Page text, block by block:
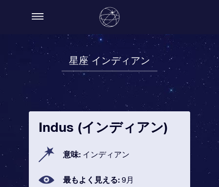
星座 インディアン
Indus (インディアン)
意味: インディアン
最もよく見える: 9月